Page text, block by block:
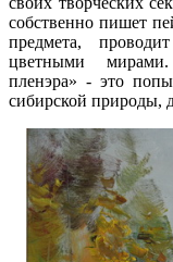
собственно пишет
предмета,
цветными
пленэра» - это
сибирской природы,